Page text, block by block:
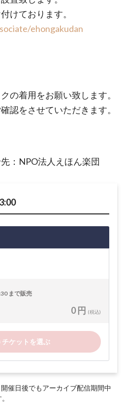
けております。
ehongakudan
の着用をお願い致します。
認をさせていただきます。
：NPO法人えほん楽団
まで販売
0 円 (税込)
チケットを選ぶ
催日後でもアーカイブ配信期間中